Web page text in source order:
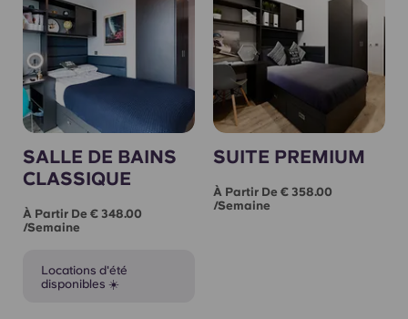
SALLE DE BAINS
CLASSIQUE
À Partir De € 348.00
/semaine
Locations d'été
disponibles ☀️
SUITE PREMIUM
À Partir De € 358.00
/semaine